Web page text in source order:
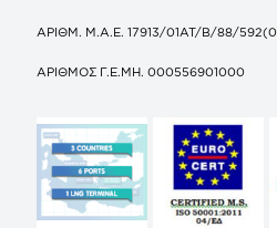
ΑΡΙΘΜ. Μ.Α.Ε. 17913/01ΑΤ/Β/88/
ΑΡΙΘΜΟΣ Γ.Ε.ΜΗ. 000556901000